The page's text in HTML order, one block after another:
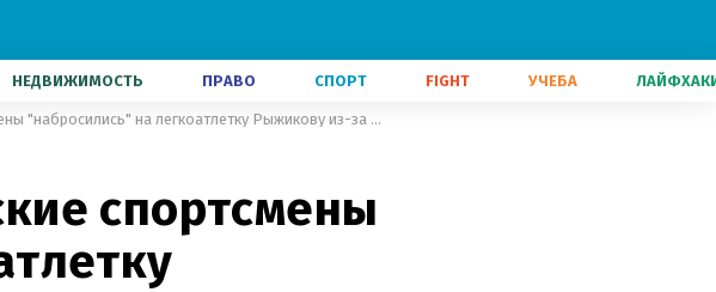
НЕДВИЖИМОСТЬ ПРАВО СПОРТ FIGHT УЧЕБА
Желали смерти: российские спортсмены "набросились" на легкоатлетку Рыжикову из-за войны
спортсмены